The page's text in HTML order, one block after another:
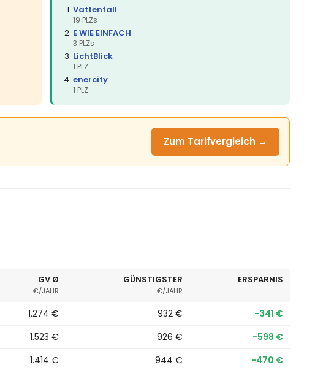
Vattenfall
19 PLZs
E WIE EINFACH
3 PLZs
LichtBlick
1 PLZ
enercity
1 PLZ
Zum Tarifvergleich →
GV Ø
€/JAHR
GÜNSTIGSTER
€/JAHR
ERSPARNIS
1.274 € 932 €
−341 €
1.523 € 926 €
−598 €
1.414 € 944 €
−470 €